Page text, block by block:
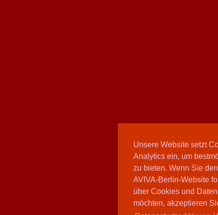
Unsere Website setzt
Analytics ein, um
zu bieten. Wenn Sie
AVIVA-Berlin-Website
über Cookies und
möchten, akzeptieren